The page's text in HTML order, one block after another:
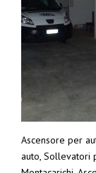
Ascensore per
auto, Sollevatori